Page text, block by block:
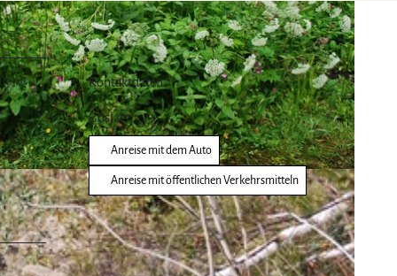
Kontaktdaten
Goslar
Anreise mit dem Auto
Anreise mit öffentlichen Verkehrsmitteln